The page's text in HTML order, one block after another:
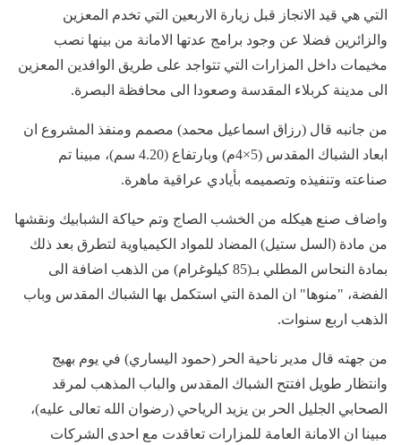
التي هي قيد الانجاز قبل زيارة الاربعين التي تخدم المعزين
والزائرين فضلا عن وجود برامج عدتها الامانة من بينها نصب
مخيمات داخل المزارات التي تتواجد على طريق الوافدين المعزين
الى مدينة كربلاء المقدسة وصعودا الى محافظة البصرة.
من جانبه قال (رزاق اسماعيل محمد) مصمم ومنفذ المشروع ان
ابعاد الشباك المقدس (5×4م) وبارتفاع (4.20 سم)، مبينا تم
صناعته وتنفيذه وتصميمه بأيادي عراقية ماهرة.
واضاف صنع هيكله من الخشب الصاج وتم حياكة الشبابيك ونقشها
من مادة (السل ستيل) المضاد للمواد الكيمياوية لتطرق بعد ذلك
بمادة النحاس المطلي بـ(85 كيلوغرام) من الذهب اضافة الى
الفضة، "منوها" ان المدة التي استكمل بها الشباك المقدس وباب
الذهب اربع سنوات.
من جهته قال مدير ناحية الحر (حمود اليساري) في يوم بهيج
وانتظار طويل افتتح الشباك المقدس والباب المذهب لمرقد
الصحابي الجليل الحر بن يزيد الرياحي (رضوان الله تعالى عليه)،
مبينا ان الامانة العامة للمزارات تعاقدت مع احدى الشركات